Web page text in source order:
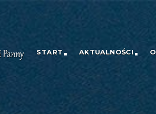
START AKTUALNOŚCI